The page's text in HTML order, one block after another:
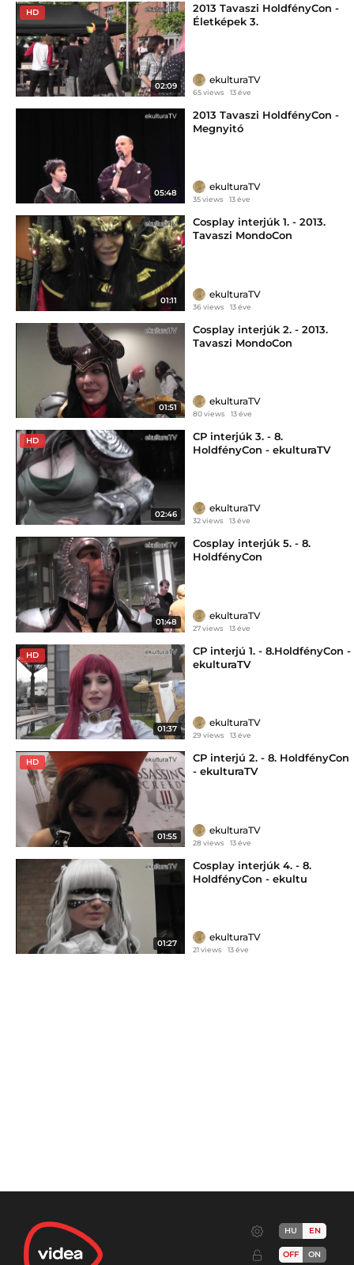
HD
02:09
2013 Tavaszi HoldfényCon -
Életképek 3.
ekulturaTV
65 views 13 éve
05:48
2013 Tavaszi HoldfényCon -
Megnyitó
ekulturaTV
35 views 13 éve
01:11
Cosplay interjúk 1. - 2013.
Tavaszi MondoCon
ekulturaTV
36 views 13 éve
01:51
Cosplay interjúk 2. - 2013.
Tavaszi MondoCon
ekulturaTV
80 views 13 éve
HD
02:46
CP interjúk 3. - 8.
HoldfényCon - ekulturaTV
ekulturaTV
32 views 13 éve
01:48
Cosplay interjúk 5. - 8.
HoldfényCon
ekulturaTV
27 views 13 éve
HD
01:37
CP interjú 1. - 8.HoldfényCon -
ekulturaTV
ekulturaTV
29 views 13 éve
HD
01:55
CP interjú 2. - 8. HoldfényCon
- ekulturaTV
ekulturaTV
28 views 13 éve
01:27
Cosplay interjúk 4. - 8.
HoldfényCon - ekultu
ekulturaTV
21 views 13 éve
HU EN
OFF ON